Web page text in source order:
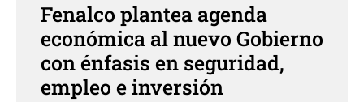
Fenalco plantea agenda
económica al nuevo Gobierno
con énfasis en seguridad,
empleo e inversión